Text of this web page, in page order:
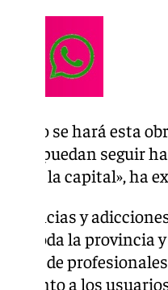
se hará esta
puedan seguir
y de la capital», ha
y
de toda la provincia
de
junto a los